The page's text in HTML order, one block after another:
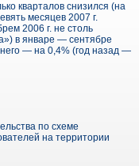
кварталов снизился (на
месяцев 2007 г.
2006 г. не столь
в январе — сентябре
— на 0,4% (год назад —
по схеме
на территории